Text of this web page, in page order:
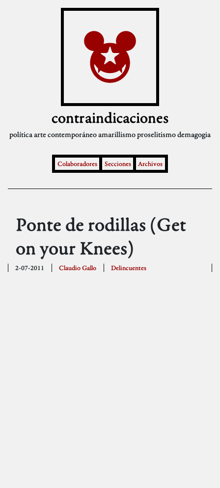
contraindicaciones
políticaarte contemporáneoamarillismoproselitismodemagogia
Colaboradores Secciones Archivos
Ponte de rodillas (Get
on your Knees)
2-07-2011 Claudio Gallo Delincuentes